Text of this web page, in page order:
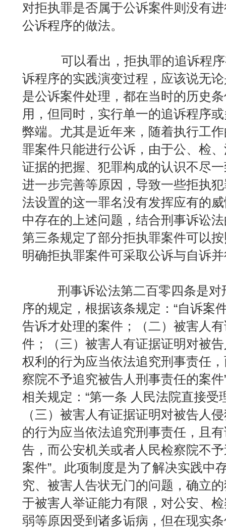
对拒执罪是否属于公诉案件则没有
公诉程序的做法。
可以看出，拒执罪的追诉程序
诉程序的实践演变过程，应该说无
是公诉案件处理，都在当时的历史
用，但同时，实行单一的追诉程序
弊端。尤其是近年来，随着执行工
罪案件只能进行公诉，由于公、检
证据的把握、犯罪构成的认识不尽
进一步完善等原因，导致一些拒执
法设置的这一罪名没有发挥应有的
中存在的上述问题，结合刑事诉讼
第三条规定了部分拒执罪案件可以
明确拒执罪案件可采取公诉与自诉
刑事诉讼法第二百零四条是对
序的规定，根据该条规定：“自诉案
告诉才处理的案件；（二）被害人
件；（三）被害人有证据证明对被
权利的行为应当依法追究刑事责任
察院不予追究被告人刑事责任的案
相关规定：“第一条 人民法院直接受
（三）被害人有证据证明对被告人
的行为应当依法追究刑事责任，且
告，而公安机关或者人民检察院不
案件”。此项制度是为了解决实践中
究、被害人告状无门的问题，确立
于被害人举证能力有限，对公安、
弱等原因受到诸多诟病，但在现实